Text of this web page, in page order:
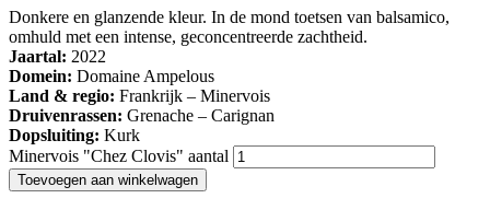
Donkere en glanzende kleur. In de mond toetsen van balsamico,
omhuld met een intense, geconcentreerde zachtheid.
Jaartal: 2022
Domein: Domaine Ampelous
Land & regio: Frankrijk – Minervois
Druivenrassen: Grenache – Carignan
Dopsluiting: Kurk
Minervois "Chez Clovis" aantal
Toevoegen aan winkelwagen